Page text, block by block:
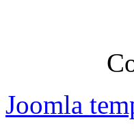
Joomla